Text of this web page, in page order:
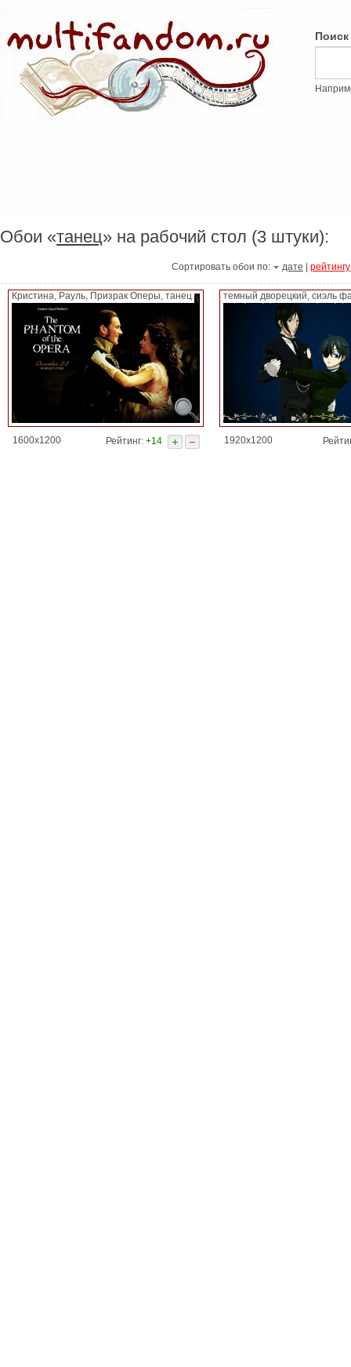
Обои «танец» на рабочий стол (3 штуки):
Сортировать обои по: дате рейтингу
Кристина, Рауль, Призрак Оперы, танец
1600x1200 Рейтинг: +14
темный дворецкий, сиэль
1920x1200